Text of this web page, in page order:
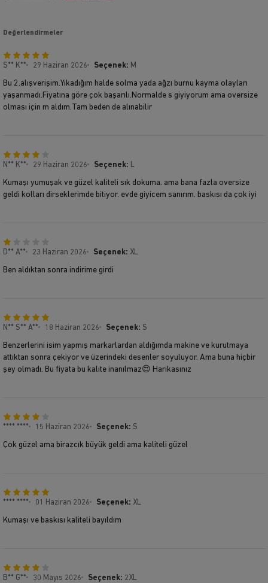
Değerlendirmeler
S** K** 29 Haziran 2026 Seçenek: M
Bu 2.alışverişim.Yıkadığım halde solma yada ağzı burnu kayma olayları
yaşanmadı.Fiyatına göre çok başarılı.Normalde s giyiyorum ama oversize
olması için m aldım.Tam beden de alınabilir
N** K** 29 Haziran 2026 Seçenek: L
Kumaşı yumuşak ve güzel kaliteli sık dokuma. ama bana fazla oversize
geldi kolları dirseklerimde bitiyor. evde giyicem sanırım. baskısı da çok iyi
D** A** 23 Haziran 2026 Seçenek: XL
Ben aldıktan sonra indirime girdi
N** S** A** 18 Haziran 2026 Seçenek: S
Benzerlerini isim yapmış markarlardan aldığımda makine ve kurutmaya
attıktan sonra çekiyor ve üzerindeki desenler soyuluyor. Ama buna hiçbir
şey olmadı. Bu fiyata bu kalite inanılmaz😍 Harikasınız
**** **** 15 Haziran 2026 Seçenek: S
Çok güzel ama birazcık büyük geldi ama kaliteli güzel
**** **** 01 Haziran 2026 Seçenek: XL
Kumaşı ve baskısı kaliteli bayıldım
B** G** 30 Mayıs 2026 Seçenek: 2XL